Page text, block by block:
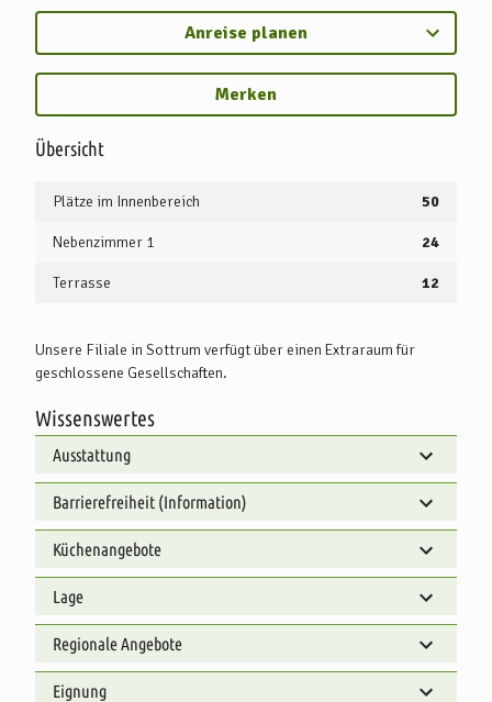
Übersicht
Plätze im Innenbereich 50
Nebenzimmer 1 24
Terrasse 12
Unsere Filiale in Sottrum verfügt über einen Extraraum für
geschlossene Gesellschaften.
Wissenswertes
Ausstattung
Barrierefreiheit (Information)
Küchenangebote
Lage
Regionale Angebote
Eignung
Anreise planen
Merken